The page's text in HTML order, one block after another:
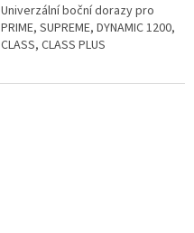
Univerzální boční dorazy pro
PRIME, SUPREME, DYNAMIC 1200,
CLASS, CLASS PLUS